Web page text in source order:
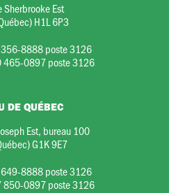
Est
H1L 6P3
8888 poste 3126
465-0897 poste 3126
DE QUÉBEC
Est, bureau 100
G1K 9E7
8888 poste 3126
850-0897 poste 3126